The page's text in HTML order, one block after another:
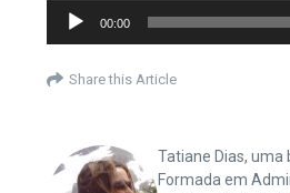
Tocador
00:00
Share this Article
Tatiane Dias,
Formada em